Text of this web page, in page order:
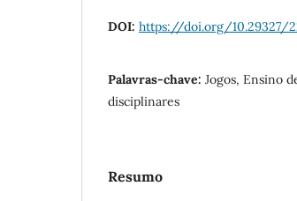
DOI: https://doi.org/10.29327/
Palavras-chave: Jogos, Ensino
disciplinares
Resumo